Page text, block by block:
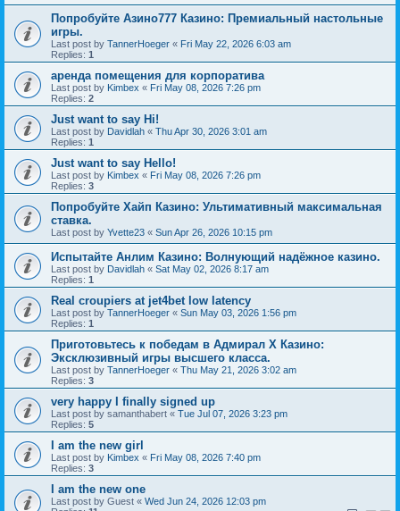
Попробуйте Азино777 Казино: Премиальный настольные
игры.
Last post by TannerHoeger « Fri May 22, 2026 6:03 am
Replies: 1
аренда помещения для корпоратива
Last post by Kimbex « Fri May 08, 2026 7:26 pm
Replies: 2
Just want to say Hi!
Last post by Davidlah « Thu Apr 30, 2026 3:01 am
Replies: 1
Just want to say Hello!
Last post by Kimbex « Fri May 08, 2026 7:26 pm
Replies: 3
Попробуйте Хайп Казино: Ультимативный максимальная
ставка.
Last post by Yvette23 « Sun Apr 26, 2026 10:15 pm
Испытайте Анлим Казино: Волнующий надёжное казино.
Last post by Davidlah « Sat May 02, 2026 8:17 am
Replies: 1
Real croupiers at jet4bet low latency
Last post by TannerHoeger « Sun May 03, 2026 1:56 pm
Replies: 1
Приготовьтесь к победам в Адмирал Х Казино:
Эксклюзивный игры высшего класса.
Last post by TannerHoeger « Thu May 21, 2026 3:02 am
Replies: 3
very happy I finally signed up
Last post by samanthabert « Tue Jul 07, 2026 3:23 pm
Replies: 5
I am the new girl
Last post by Kimbex « Fri May 08, 2026 7:40 pm
Replies: 3
I am the new one
Last post by Guest « Wed Jun 24, 2026 12:03 pm